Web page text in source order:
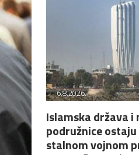
6.8.2026.
Islamska država i
podružnice
stalnom vojnom